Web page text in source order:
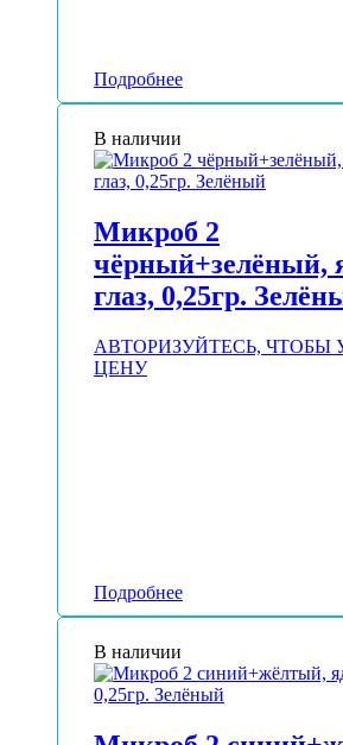
Подробнее
В наличии
Микроб 2
чёрный+зелёный,
глаз, 0,25гр.
АВТОРИЗУЙТЕСЬ, ЧТОБЫ
ЦЕНУ
Подробнее
В наличии